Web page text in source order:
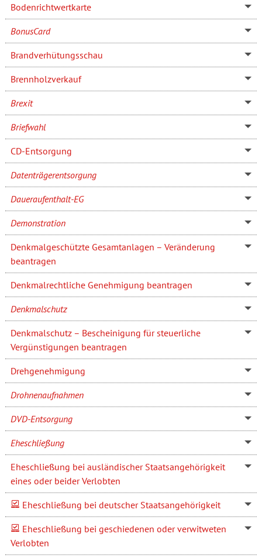
Bodenrichtwertkarte
BonusCard
Brandverhütungsschau
Brennholzverkauf
Brexit
Briefwahl
CD-Entsorgung
Datenträgerentsorgung
Daueraufenthalt-EG
Demonstration
Denkmalgeschützte Gesamtanlagen – Veränderung
beantragen
Denkmalrechtliche Genehmigung beantragen
Denkmalschutz
Denkmalschutz – Bescheinigung für steuerliche
Vergünstigungen beantragen
Drehgenehmigung
Drohnenaufnahmen
DVD-Entsorgung
Eheschließung
Eheschließung bei ausländischer Staatsangehörigkeit
eines oder beider Verlobten
Eheschließung bei deutscher Staatsangehörigkeit
Eheschließung bei geschiedenen oder verwitweten
Verlobten